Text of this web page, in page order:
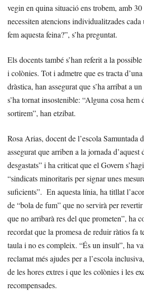
vegin en quina situació ens trobem, amb
necessiten atencions individualitzades
fem aquesta feina?”, s’ha preguntat.
Els docents també s’han referit a la
i colònies. Tot i admetre que es tracta
dràstica, han assegurat que s’ha arribat a
s’ha tornat insostenible: “Alguna cosa hem
sortirem”, han etzibat.
Rosa Arias, docent de l’escola Samuntada
assegurat que arriben a la jornada d’aquest
desgastats” i ha criticat que el Govern
“sindicats minoritaris per signar unes
suficients”. En aquesta línia, ha titllat
de “bola de fum” que no servirà per
que no arribarà res del que prometen”, ha
recordat que la promesa de reduir ràtios fa
taula i no es compleix. “És un insult”, ha
reclamat més ajudes per a l’escola
de les hores extres i que les colònies i les
recompensades.